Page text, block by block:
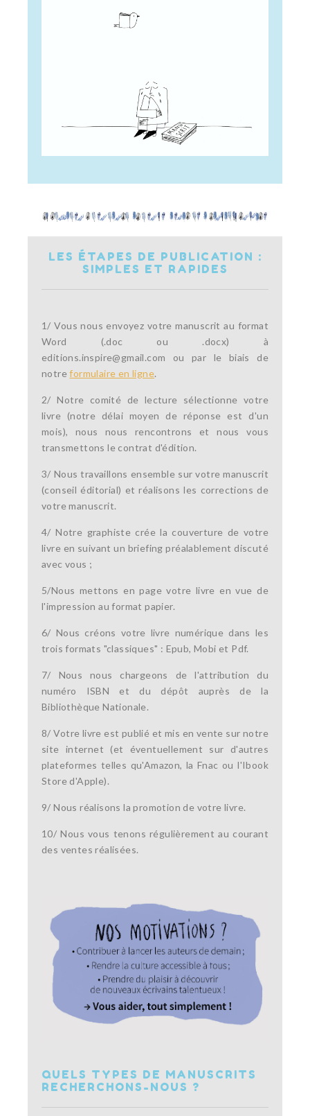
LES ÉTAPES DE PUBLICATION :
SIMPLES ET RAPIDES
1/ Vous nous envoyez votre manuscrit au format
Word (.doc ou .docx) à
editions.inspire@gmail.com ou par le biais de
notreformulaire en ligne.
2/ Notre comité de lecture sélectionne votre
livre (notre délai moyen de réponse est d'un
mois), nous nous rencontrons et nous vous
transmettons le contrat d'édition.
3/ Nous travaillons ensemble sur votre manuscrit
(conseil éditorial) et réalisons les corrections de
votre manuscrit.
4/ Notre graphiste crée la couverture de votre
livre en suivant un briefing préalablement discuté
avec vous ;
5/Nous mettons en page votre livre en vue de
l'impression au format papier.
6/ Nous créons votre livre numérique dans les
trois formats "classiques" : Epub, Mobi et Pdf.
7/ Nous nous chargeons de l'attribution du
numéro ISBN et du dépôt auprès de la
Bibliothèque Nationale.
8/ Votre livre est publié et mis en vente sur notre
site internet (et éventuellement sur d'autres
plateformes telles qu'Amazon, la Fnac ou l'Ibook
Store d'Apple).
9/ Nous réalisons la promotion de votre livre.
10/ Nous vous tenons régulièrement au courant
des ventes réalisées.
QUELS TYPES DE MANUSCRITS
RECHERCHONS-NOUS ?